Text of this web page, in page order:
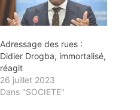
Adressage des rues :
Didier Drogba, immortalisé,
réagit
26 juillet 2023
Dans "SOCIETE"